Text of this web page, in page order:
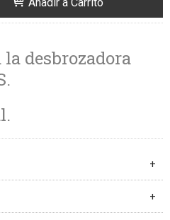
desbrozadora